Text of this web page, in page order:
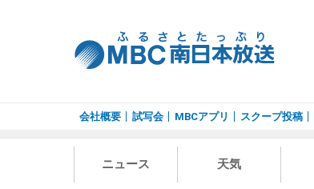
会社概要 試写会 MBCアプリ スクープ投稿
ニュース 天気